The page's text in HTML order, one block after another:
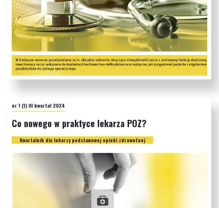
nr 1 (1) III kwartał 2024
Co nowego w praktyce lekarza POZ?
Kwartalnik dla lekarzy podstawowej opieki zdrowotnej